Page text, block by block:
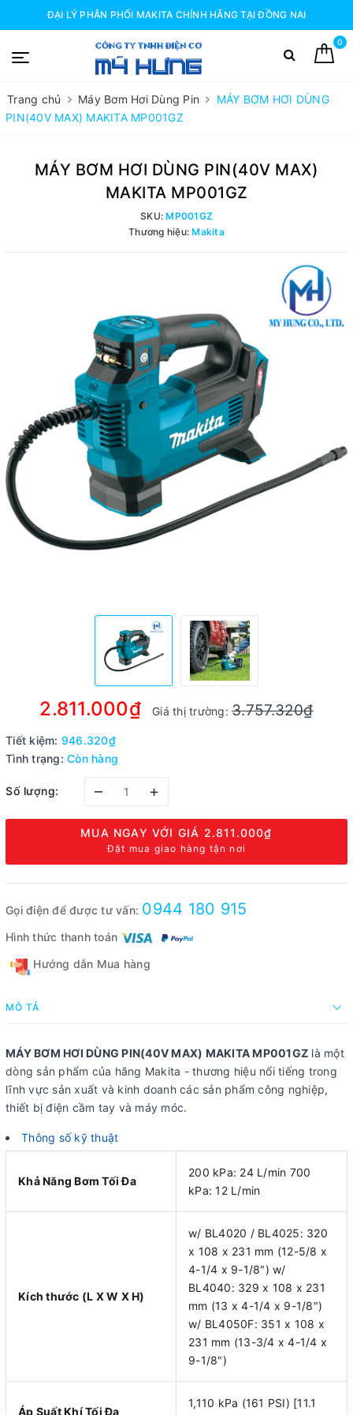
ĐẠI LÝ PHÂN PHỐI MAKITA CHÍNH HÃNG TẠI ĐỒNG NAI
0
Trang chủ Máy Bơm Hơi Dùng Pin
MÁY BƠM HƠI DÙNG
PIN(40V MAX) MAKITA MP001GZ
MÁY BƠM HƠI DÙNG PIN(40V MAX)
MAKITA MP001GZ
SKU:MP001GZ
Thương hiệu:Makita
2.811.000₫ Giá thị trường:3.757.320₫
Tiết kiệm: 946.320₫
Tình trạng: Còn hàng
Số lượng: – +
MUA NGAY VỚI GIÁ 2.811.000₫
Đặt mua giao hàng tận nơi
Gọi điện để được tư vấn: 0944 180 915
Hình thức thanh toán
Hướng dẫn Mua hàng
MÔ TẢ
MÁY BƠM HƠI DÙNG PIN(40V MAX) MAKITA MP001GZ là một
dòng sản phẩm của hãng Makita - thương hiệu nổi tiếng trong
lĩnh vực sản xuất và kinh doanh các sản phẩm công nghiệp,
thiết bị điện cầm tay và máy móc.
Thông số kỹ thuật
Khả Năng Bơm Tối Đa
200 kPa: 24 L/min 700
kPa: 12 L/min
Kích thước (L X W X H)
w/ BL4020 / BL4025: 320
x 108 x 231 mm (12-5/8 x
4-1/4 x 9-1/8") w/
BL4040: 329 x 108 x 231
mm (13 x 4-1/4 x 9-1/8")
w/ BL4050F: 351 x 108 x
231 mm (13-3/4 x 4-1/4 x
9-1/8")
Áp Suất Khí Tối Đa
1,110 kPa (161 PSI) [11.1